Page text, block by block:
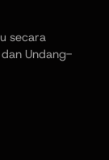
secara
Undang-